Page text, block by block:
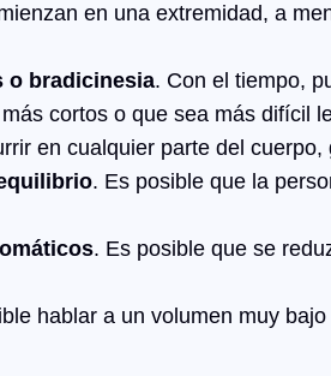
en una extremidad, a
o bradicinesia. Con el tiempo,
cortos o que sea más difícil
en cualquier parte del
. Es posible que la
. Es posible que se
hablar a un volumen muy